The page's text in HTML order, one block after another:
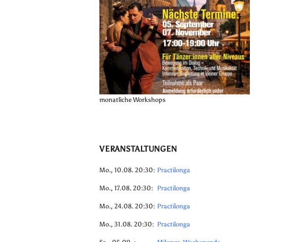
monatliche Workshops
VERANSTALTUNGEN
Mo., 10.08. 20:30: Practilonga
Mo., 17.08. 20:30: Practilonga
Mo., 24.08. 20:30: Practilonga
Mo., 31.08. 20:30: Practilonga